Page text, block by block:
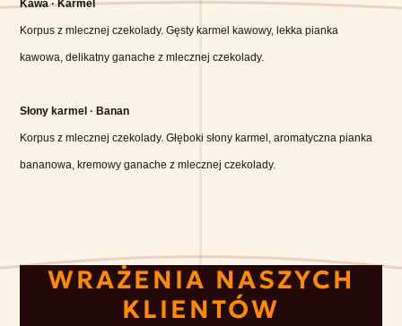
Kawa · Karmel
Korpus z mlecznej czekolady. Gęsty karmel kawowy, lekka pianka
kawowa, delikatny ganache z mlecznej czekolady.
Słony karmel · Banan
Korpus z mlecznej czekolady. Głęboki słony karmel, aromatyczna pianka
bananowa, kremowy ganache z mlecznej czekolady.
WRAŻENIA NASZYCH
KLIENTÓW